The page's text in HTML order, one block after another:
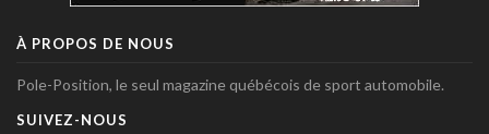
À PROPOS DE NOUS
Pole-Position, le seul magazine québécois de sport automobile.
SUIVEZ-NOUS